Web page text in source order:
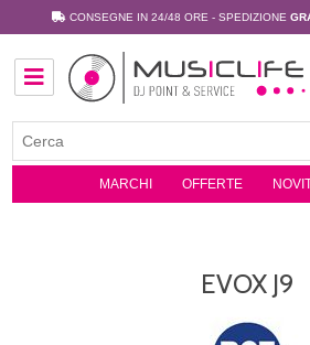
CONSEGNE IN 24/48 ORE - SPEDIZIONE
MARCHI OFFERTE
EVOX J9